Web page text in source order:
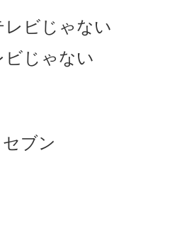
ビじゃない
じゃない
ブン